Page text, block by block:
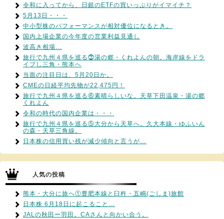
令和に入ってから、日銀のETFの買いっぷりがイマイチ？
5月13日・・・
中小型株のパフォーマンスが相対優位になるとき。
国内上場企業の今年度の営業利益見通し
波高き相場…
旅行で九州４県を巡る⓻湯の郷・くれよんの朝。海岸線をドラ
イブし三角・熊本へ
当面の注目日は、5月20日か。
CMEの日経平均先物が22,475円！
旅行で九州４県を巡る⑥素晴らしいな。天草下田温泉・湯の郷
くれよん
令和の時代の国内企業は・・・
旅行で九州４県を巡る⑤大分から天草へ。久大本線・ゆふいん
の森・天草三角線。
日本株の信用買い残が減少傾向と言うが…
人気の投稿
熊本・大分に旅へ①豊肥本線と臼杵・五嶋(ごしま)旅館
日本株 6月18日に起こること…
JALの秋田ー羽田。CAさんと向かい合う。